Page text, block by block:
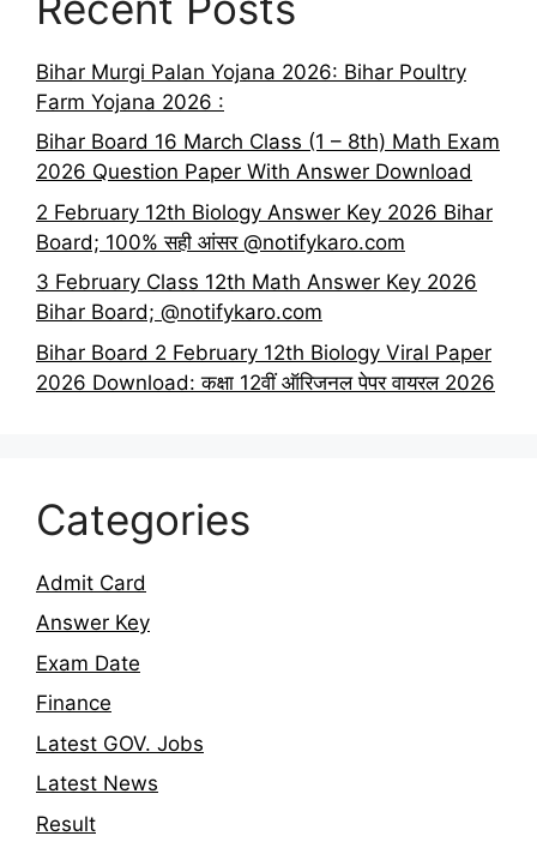
Bihar Murgi Palan Yojana 2026: Bihar Poultry
Farm Yojana 2026 :
Bihar Board 16 March Class (1 – 8th) Math Exam
2026 Question Paper With Answer Download
2 February 12th Biology Answer Key 2026 Bihar
Board; 100% सही आंसर @notifykaro.com
3 February Class 12th Math Answer Key 2026
Bihar Board; @notifykaro.com
Bihar Board 2 February 12th Biology Viral Paper
2026 Download: कक्षा 12वीं ऑरिजनल पेपर वायरल 2026
Categories
Admit Card
Answer Key
Exam Date
Finance
Latest GOV. Jobs
Latest News
Result